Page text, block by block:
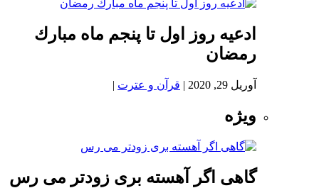
ادعيه روز اول تا پنجم ماه مبارك
رمضان
آوریل 29, 2020 | قرآن و عترت |
ویژه
گاهی اگر آهسته بری زودتر می رس